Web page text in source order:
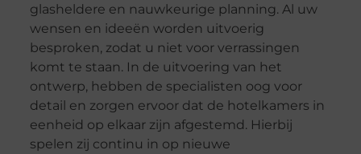
glasheldere en nauwkeurige planning. Al uw
wensen en ideeën worden uitvoerig
besproken, zodat u niet voor verrassingen
komt te staan. In de uitvoering van het
ontwerp, hebben de specialisten oog voor
detail en zorgen ervoor dat de hotelkamers in
eenheid op elkaar zijn afgestemd. Hierbij
spelen zij continu in op nieuwe